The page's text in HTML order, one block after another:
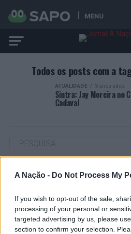
A Nação - Do Not Process My
If you wish to opt-out of the sale,
processing of your personal or
targeted advertising by us, please
section to confirm your selection.
MENU
Todos os posts com a
ATUALIDADE 3 anos atrás
Sintra: Jay Moreira no
Cadaval
ARTIGOS
de “provocar” mudanças
“Millennium Estoril Open 2026”